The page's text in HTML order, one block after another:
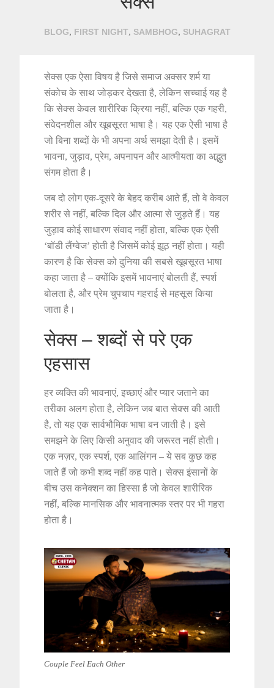
BLOG, FIRST NIGHT, SAMBHOG, SUHAGRAT
सेक्स एक ऐसा विषय है जिसे समाज अक्सर शर्म या
संकोच के साथ जोड़कर देखता है, लेकिन सच्चाई यह है
कि सेक्स केवल शारीरिक क्रिया नहीं, बल्कि एक गहरी,
संवेदनशील और खूबसूरत भाषा है। यह एक ऐसी भाषा है
जो बिना शब्दों के भी अपना अर्थ समझा देती है। इसमें
भावना, जुड़ाव, प्रेम, अपनापन और आत्मीयता का अद्भुत
संगम होता है।
जब दो लोग एक-दूसरे के बेहद करीब आते हैं, तो वे केवल
शरीर से नहीं, बल्कि दिल और आत्मा से जुड़ते हैं। यह
जुड़ाव कोई साधारण संवाद नहीं होता, बल्कि एक ऐसी
‘बॉडी लैंग्वेज’ होती है जिसमें कोई झूठ नहीं होता। यही
कारण है कि सेक्स को दुनिया की सबसे खूबसूरत भाषा
कहा जाता है – क्योंकि इसमें भावनाएं बोलती हैं, स्पर्श
बोलता है, और प्रेम चुपचाप गहराई से महसूस किया
जाता है।
सेक्स – शब्दों से परे एक
एहसास
हर व्यक्ति की भावनाएं, इच्छाएं और प्यार जताने का
तरीका अलग होता है, लेकिन जब बात सेक्स की आती
है, तो यह एक सार्वभौमिक भाषा बन जाती है। इसे
समझने के लिए किसी अनुवाद की जरूरत नहीं होती।
एक नज़र, एक स्पर्श, एक आलिंगन – ये सब कुछ कह
जाते हैं जो कभी शब्द नहीं कह पाते। सेक्स इंसानों के
बीच उस कनेक्शन का हिस्सा है जो केवल शारीरिक
नहीं, बल्कि मानसिक और भावनात्मक स्तर पर भी गहरा
होता है।
Couple Feel Each Other